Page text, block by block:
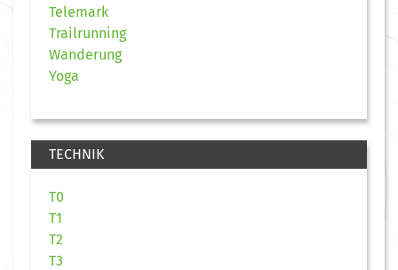
Telemark
Trailrunning
Wanderung
Yoga
TECHNIK
T0
T1
T2
T3